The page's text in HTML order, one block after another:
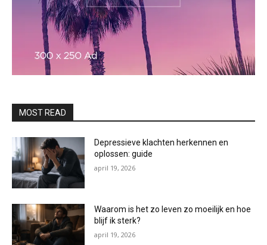
MOST READ
Depressieve klachten herkennen en
oplossen: guide
april 19, 2026
Waarom is het zo leven zo moeilijk en hoe
blijf ik sterk?
april 19, 2026